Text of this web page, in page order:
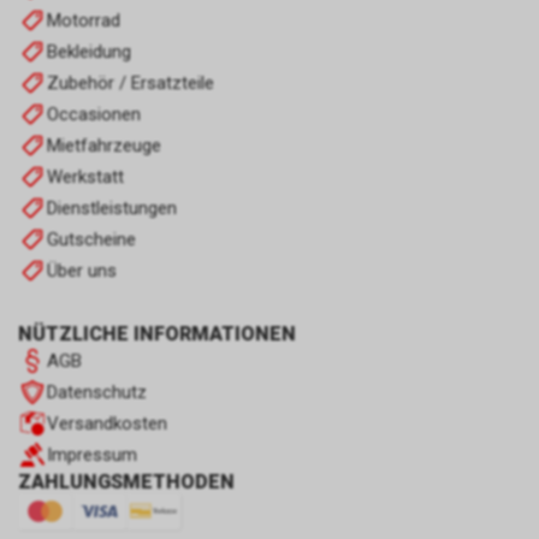
Motorrad
Bekleidung
Zubehör / Ersatzteile
Occasionen
Mietfahrzeuge
Werkstatt
Dienstleistungen
Gutscheine
Über uns
NÜTZLICHE INFORMATIONEN
AGB
Datenschutz
Versandkosten
Impressum
ZAHLUNGSMETHODEN